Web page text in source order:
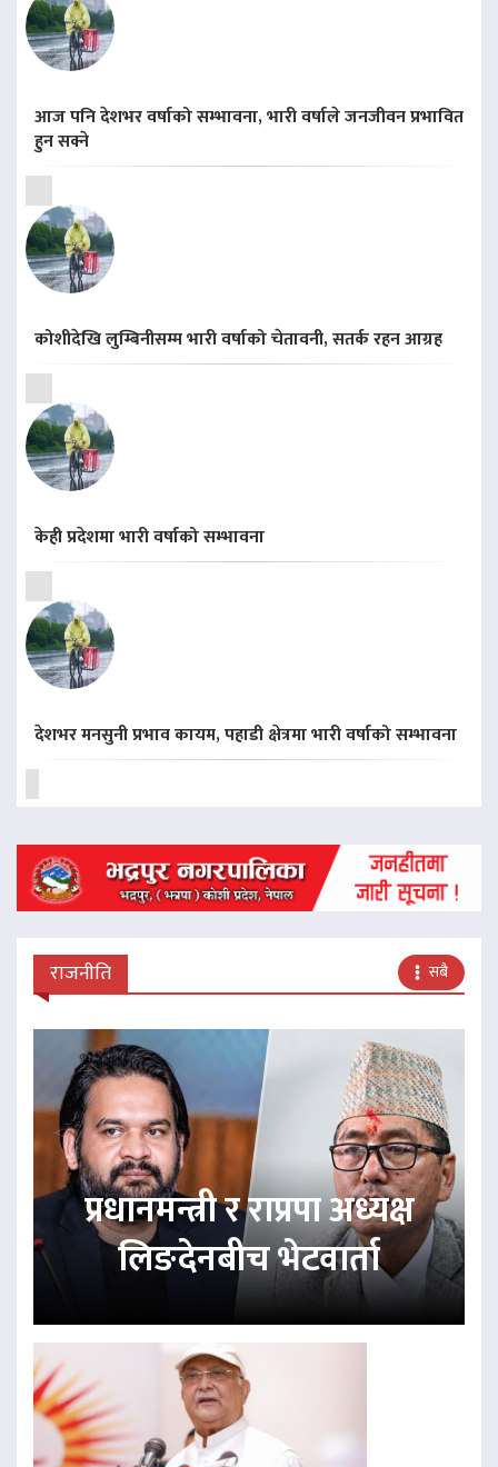
आज पनि देशभर वर्षाको सम्भावना, भारी वर्षाले जनजीवन प्रभावित
हुन सक्ने
कोशीदेखि लुम्बिनीसम्म भारी वर्षाको चेतावनी, सतर्क रहन आग्रह
केही प्रदेशमा भारी वर्षाको सम्भावना
देशभर मनसुनी प्रभाव कायम, पहाडी क्षेत्रमा भारी वर्षाको सम्भावना
राजनीति सबै
प्रधानमन्त्री र राप्रपा अध्यक्ष
लिङदेनबीच भेटवार्ता